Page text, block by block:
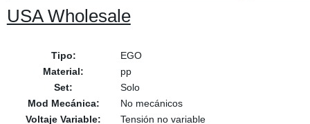
USA Wholesale
Tipo:
EGO
Material:
pp
Set:
Solo
Mod Mecánica:
No mecánicos
Voltaje Variable:
Tensión no variable